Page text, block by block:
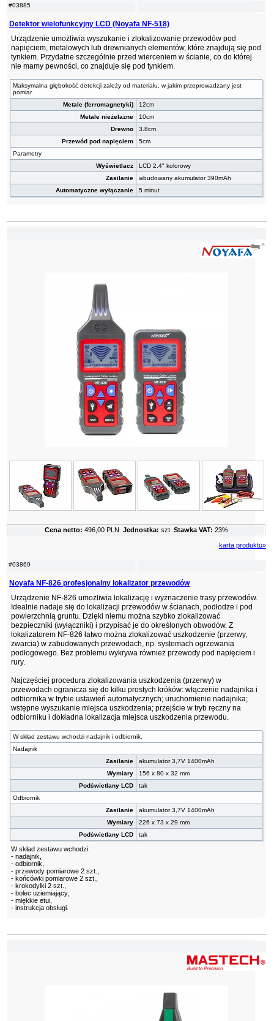
#03885
Detektor wielofunkcyjny LCD (Noyafa NF-518)
Urządzenie umożliwia wyszukanie i zlokalizowanie przewodów pod
napięciem, metalowych lub drewnianych elementów, które znajdują się pod
tynkiem. Przydatne szczególnie przed wierceniem w ścianie, co do której
nie mamy pewności, co znajduje się pod tynkiem.
Maksymalna głębokość detekcji zależy od materiału, w jakim przeprowadzany jest
pomiar.
Metale (ferromagnetyki)
12cm
Metale nieżelazne
10cm
Drewno
3.8cm
Przewód pod napięciem
5cm
Parametry
Wyświetlacz
LCD 2.4" kolorowy
Zasilanie
wbudowany akumulator 390mAh
Automatyczne wyłączanie
5 minut
#03869
Noyafa NF-826 profesjonalny lokalizator przewodów
Urządzenie NF-826 umożliwia lokalizację i wyznaczenie trasy przewodów.
Idealnie nadaje się do lokalizacji przewodów w ścianach, podłodze i pod
powierzchnią gruntu. Dzięki niemu można szybko zlokalizować
bezpieczniki (wyłączniki) i przypisać je do określonych obwodów. Z
lokalizatorem NF-826 łatwo można zlokalizować uszkodzenie (przerwy,
zwarcia) w zabudowanych przewodach, np. systemach ogrzewania
podłogowego. Bez problemu wykrywa również przewody pod napięciem i
rury.
Najczęściej procedura zlokalizowania uszkodzenia (przerwy) w
przewodach ogranicza się do kilku prostych króków: włączenie nadajnika i
odbiornika w trybie ustawień automatycznych; uruchomienie nadajnika;
wstępne wyszukanie miejsca uszkodzenia; przejście w tryb ręczny na
odbiorniku i dokładna lokalizacja miejsca uszkodzenia przewodu.
W skład zestawu wchodzi nadajnik i odbiornik.
Nadajnik
Zasilanie
akumulator 3,7V 1400mAh
Wymiary
156 x 80 x 32 mm
Podświetlany LCD
tak
Odbiornik
Zasilanie
akumulator 3,7V 1400mAh
Wymiary
226 x 73 x 29 mm
Podświetlany LCD
tak
W skład zestawu wchodzi:
- nadajnik,
- odbiornik,
- przewody pomiarowe 2 szt.,
- końcówki pomiarowe 2 szt.,
- krokodylki 2 szt.,
- bolec uziemiający,
- miękkie etui,
- instrukcja obsługi.
Cena netto: 496,00 PLN Jednostka: szt Stawka VAT: 23%
karta produktu»